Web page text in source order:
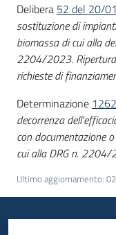
Seguici
su
Delibera 52 del 20/
sostituzione di
biomassa di cui alla
2204/2023. Ripertura
richieste di
Determinazione
decorrenza
con documentazione
cui alla DRG n.
Ultimo aggiornamento: